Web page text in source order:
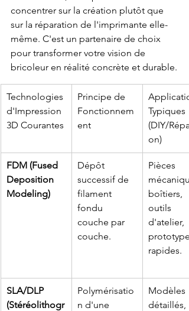
concentrer sur la création plutôt que
sur la réparation de l'imprimante elle-
même. C'est un partenaire de choix
pour transformer votre vision de
bricoleur en réalité concrète et durable.
Technologies
d'Impression
3D Courantes
Principe de
Fonctionnem
ent
Typiques
(DIY/
on)
FDM (Fused
Deposition
Modeling)
Dépôt
successif de
filament
fondu
couche par
couche.
Pièces
boîtiers,
outils
d'atelier,
rapides.
SLA/DLP
(Stéréolithogr
Polymérisatio
n d'une
Modèles
détaillés,